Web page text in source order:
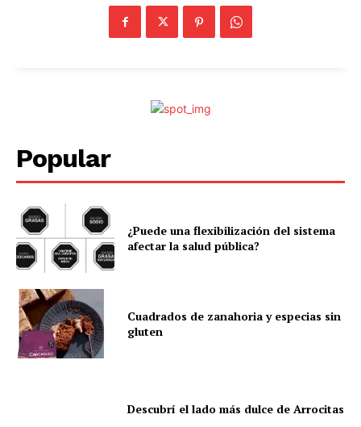
Popular
¿Puede una flexibilización del sistema
afectar la salud pública?
Cuadrados de zanahoria y especias sin
gluten
Descubrí el lado más dulce de Arrocitas